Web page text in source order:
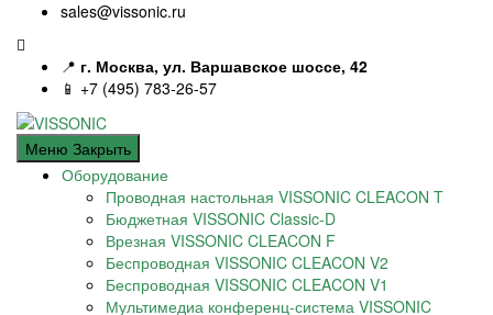
sales@vissonic.ru
📍 г. Москва, ул. Варшавское шоссе, 42
📱 +7 (495) 783-26-57
Меню Закрыть
Оборудование
Проводная настольная VISSONIC CLEACON T
Бюджетная VISSONIC Classic-D
Врезная VISSONIC CLEACON F
Беспроводная VISSONIC CLEACON V2
Беспроводная VISSONIC CLEACON V1
Мультимедиа конференц-система VISSONIC